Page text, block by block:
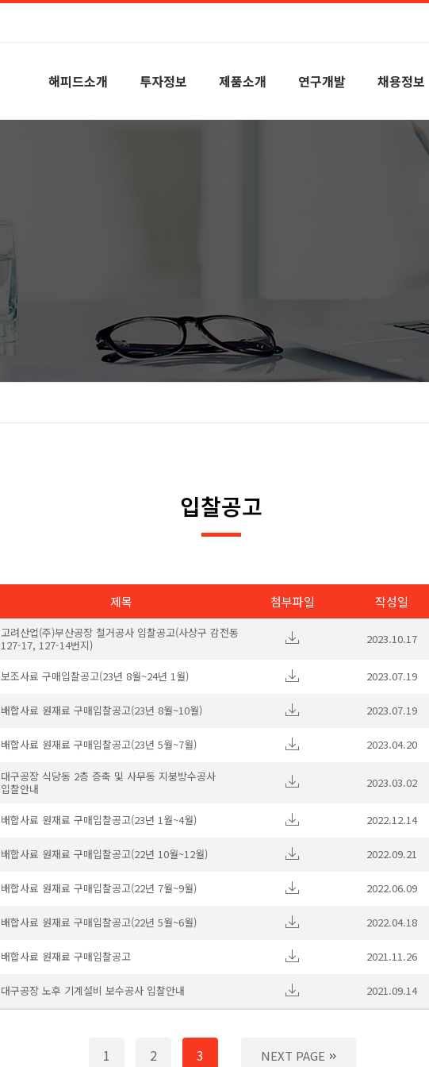
해피드소개 투자정보 제품소개 연구개발 채용정보
입찰공고
제목 첨부파일 작성일
고려산업(주)부산공장 철거공사 입찰공고(사상구 감전동
127-17, 127-14번지)
2023.10.17
보조사료 구매입찰공고(23년 8월~24년 1월) 2023.07.19
배합사료 원재료 구매입찰공고(23년 8월~10월) 2023.07.19
배합사료 원재료 구매입찰공고(23년 5월~7월) 2023.04.20
대구공장 식당동 2층 증축 및 사무동 지붕방수공사
입찰안내
2023.03.02
배합사료 원재료 구매입찰공고(23년 1월~4월) 2022.12.14
배합사료 원재료 구매입찰공고(22년 10월~12월) 2022.09.21
배합사료 원재료 구매입찰공고(22년 7월~9월) 2022.06.09
배합사료 원재료 구매입찰공고(22년 5월~6월) 2022.04.18
배합사료 원재료 구매입찰공고 2021.11.26
대구공장 노후 기계설비 보수공사 입찰안내 2021.09.14
1 2 3 NEXT PAGE